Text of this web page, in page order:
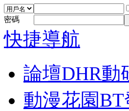
密碼
快捷導航
論壇DHR動
動漫花園